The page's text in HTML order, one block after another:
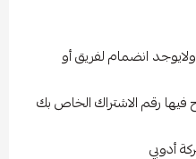
لفريق أو
الخاص بك